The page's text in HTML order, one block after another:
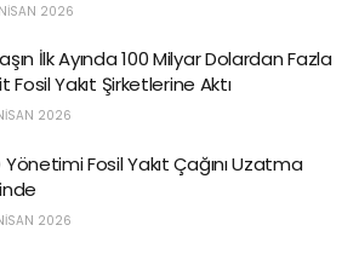
2026
İlk Ayında 100 Milyar Dolardan Fazla
Fosil Yakıt Şirketlerine Aktı
2026
Yönetimi Fosil Yakıt Çağını Uzatma
2026